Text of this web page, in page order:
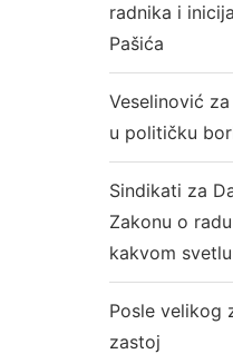
radnika i
Pašića
Veselinović
u političku
Sindikati za
Zakonu o
kakvom
Posle velikog
zastoj